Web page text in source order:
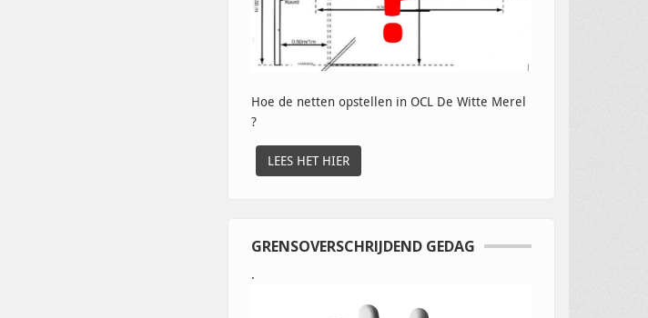
Hoe de netten opstellen in OCL De Witte Merel
?
LEES HET HIER
GRENSOVERSCHRIJDEND GEDAG
.